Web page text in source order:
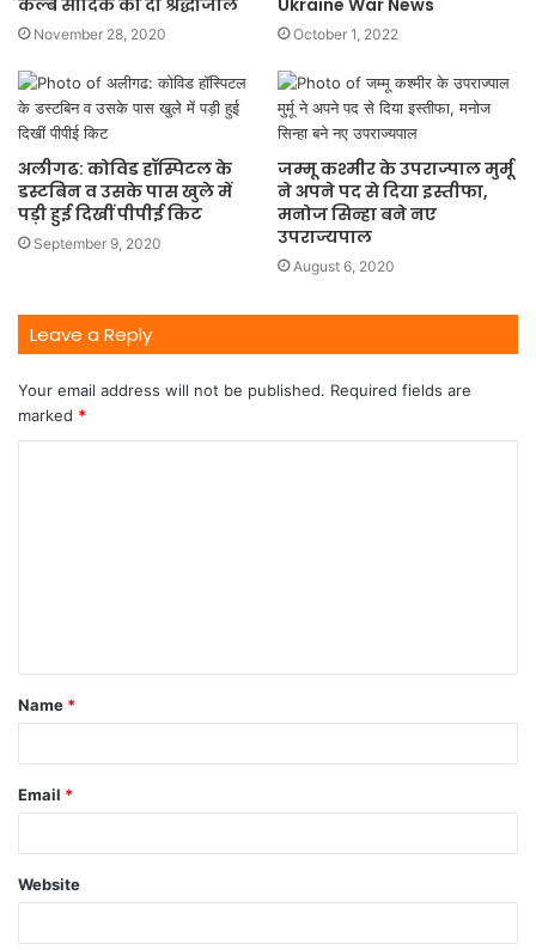
कल्बे सादिक को दी श्रद्धांजलि
November 28, 2020
Ukraine War News
October 1, 2022
अलीगढ: कोविड हॉस्पिटल के
डस्टबिन व उसके पास खुले में
पड़ी हुई दिखीं पीपीई किट
September 9, 2020
जम्मू कश्मीर के उपराज्पाल मुर्मू
ने अपने पद से दिया इस्तीफा,
मनोज सिन्हा बने नए
उपराज्यपाल
August 6, 2020
Leave a Reply
Your email address will not be published. Required fields are
marked *
Name *
Email *
Website